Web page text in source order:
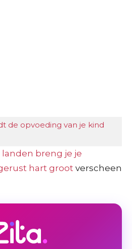
de opvoeding van je kind
landen breng je je
hart groot verscheen